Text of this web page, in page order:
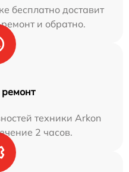
бесплатно доставит
и обратно.
техники Arkon
2 часов.